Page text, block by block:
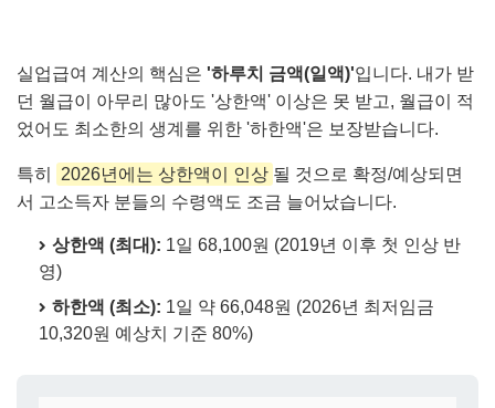
실업급여 계산의 핵심은 '하루치 금액(일액)'입니다. 내가 받
던 월급이 아무리 많아도 '상한액' 이상은 못 받고, 월급이 적
었어도 최소한의 생계를 위한 '하한액'은 보장받습니다.
특히 2026년에는 상한액이 인상 될 것으로 확정/예상되면
서 고소득자 분들의 수령액도 조금 늘어났습니다.
상한액 (최대): 1일 68,100원 (2019년 이후 첫 인상 반
영)
하한액 (최소): 1일 약 66,048원 (2026년 최저임금
10,320원 예상치 기준 80%)